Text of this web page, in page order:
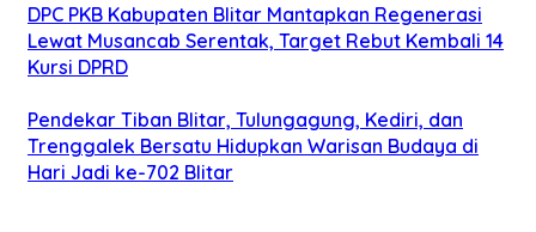
DPC PKB Kabupaten Blitar Mantapkan Regenerasi
Lewat Musancab Serentak, Target Rebut Kembali 14
Kursi DPRD
Pendekar Tiban Blitar, Tulungagung, Kediri, dan
Trenggalek Bersatu Hidupkan Warisan Budaya di
Hari Jadi ke-702 Blitar